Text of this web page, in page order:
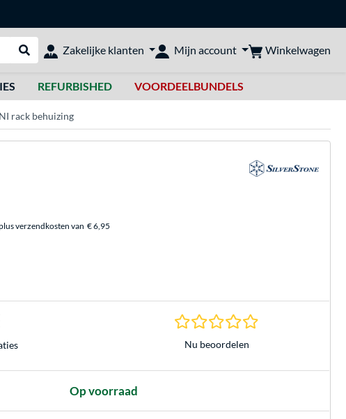
Webshop doorzoeken
Zakelijke klanten Mijn account Winkelwagen
REFURBISHED VOORDEELBUNDELS
rack behuizing
verzendkosten van € 6,95
0.0 sterren
Nu beoordelen
Op voorraad